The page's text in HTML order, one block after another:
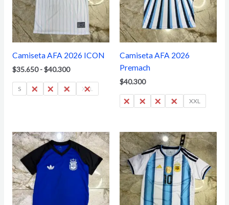
Camiseta AFA 2026 ICON
$35.650 -$40.300
$40.300
S M L XL XXL
Camiseta AFA 2026
Premach
$40.300
S M L XL XXL